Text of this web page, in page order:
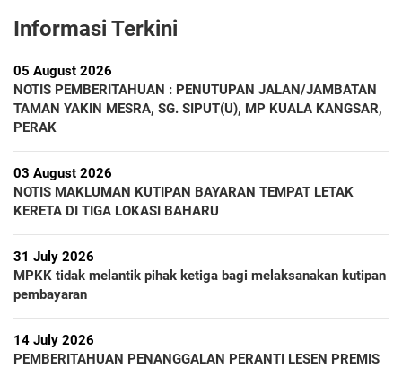
Informasi Terkini
05 August 2026
NOTIS PEMBERITAHUAN : PENUTUPAN JALAN/JAMBATAN
TAMAN YAKIN MESRA, SG. SIPUT(U), MP KUALA KANGSAR,
PERAK
03 August 2026
NOTIS MAKLUMAN KUTIPAN BAYARAN TEMPAT LETAK
KERETA DI TIGA LOKASI BAHARU
31 July 2026
MPKK tidak melantik pihak ketiga bagi melaksanakan kutipan
pembayaran
14 July 2026
PEMBERITAHUAN PENANGGALAN PERANTI LESEN PREMIS